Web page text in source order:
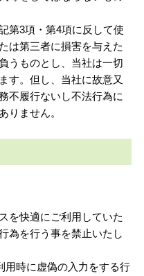
第3項・第4項に反して使
は第三者に損害を与えた
うものとし、当社は一切
す。但し、当社に故意又
不履行ないし不法行為に
りません。
を快適にご利用していた
為を行う事を禁止いたし
用時に虚偽の入力をする行